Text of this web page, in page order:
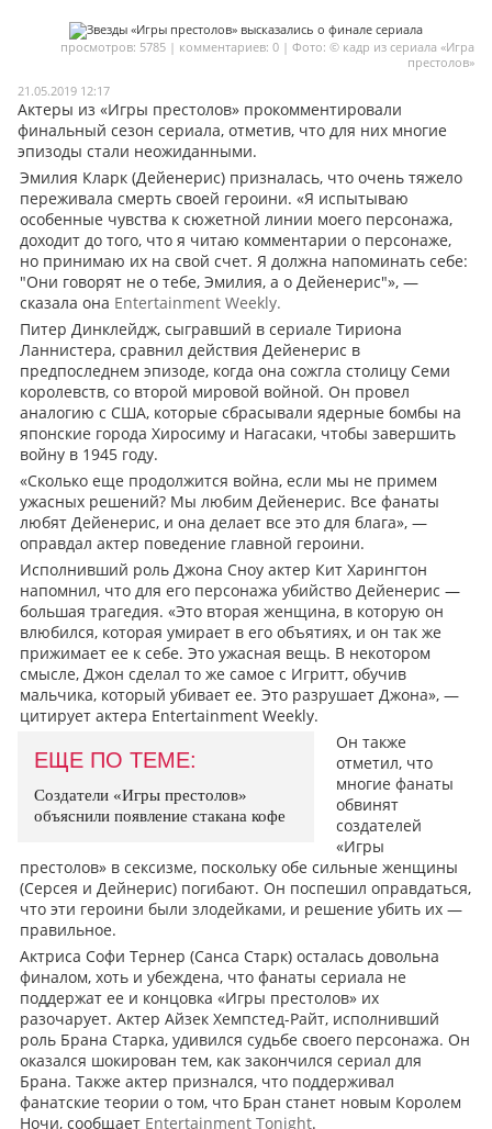
Мои материалы
Моя личная афиша
Перечитать
просмотров: 5785 | комментариев: 0 | Фото: © кадр из сериала «Игра
престолов»
21.05.2019 12:17
Актеры из «Игры престолов» прокомментировали
финальный сезон сериала, отметив, что для них многие
эпизоды стали неожиданными.
Эмилия Кларк (Дейенерис) призналась, что очень тяжело
переживала смерть своей героини. «Я испытываю
особенные чувства к сюжетной линии моего персонажа,
доходит до того, что я читаю комментарии о персонаже,
но принимаю их на свой счет. Я должна напоминать себе:
"Они говорят не о тебе, Эмилия, а о Дейенерис"», —
сказала она Entertainment Weekly.
Питер Динклейдж, сыгравший в сериале Тириона
Ланнистера, сравнил действия Дейенерис в
предпоследнем эпизоде, когда она сожгла столицу Семи
королевств, со второй мировой войной. Он провел
аналогию с США, которые сбрасывали ядерные бомбы на
японские города Хиросиму и Нагасаки, чтобы завершить
войну в 1945 году.
«Сколько еще продолжится война, если мы не примем
ужасных решений? Мы любим Дейенерис. Все фанаты
любят Дейенерис, и она делает все это для блага», —
оправдал актер поведение главной героини.
Исполнивший роль Джона Сноу актер Кит Харингтон
напомнил, что для его персонажа убийство Дейенерис —
большая трагедия. «Это вторая женщина, в которую он
влюбился, которая умирает в его объятиях, и он так же
прижимает ее к себе. Это ужасная вещь. В некотором
смысле, Джон сделал то же самое с Игритт, обучив
мальчика, который убивает ее. Это разрушает Джона», —
цитирует актера Entertainment Weekly.
ЕЩЕ ПО ТЕМЕ:
Создатели «Игры престолов»
объяснили появление стакана кофе
Он также
отметил, что
многие фанаты
обвинят
создателей
«Игры
престолов» в сексизме, поскольку обе сильные женщины
(Серсея и Дейнерис) погибают. Он поспешил оправдаться,
что эти героини были злодейками, и решение убить их —
правильное.
Актриса Софи Тернер (Санса Старк) осталась довольна
финалом, хоть и убеждена, что фанаты сериала не
поддержат ее и концовка «Игры престолов» их
разочарует. Актер Айзек Хемпстед-Райт, исполнивший
роль Брана Старка, удивился судьбе своего персонажа. Он
оказался шокирован тем, как закончился сериал для
Брана. Также актер признался, что поддерживал
фанатские теории о том, что Бран станет новым Королем
Ночи, сообщает Entertainment Tonight.